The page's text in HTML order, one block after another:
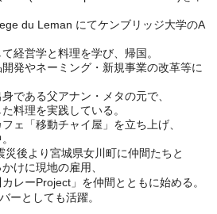
du Leman にてケンブリッジ大学のA
経営学と料理を学び、帰国。
発やネーミング・新規事業の改革等に
である父アナン・メタの元で、
料理を実践している。
ェ「移動チャイ屋」を立ち上げ、
災後より宮城県女川町に仲間たちと
けに現地の雇用、
レーProject」を仲間とともに始める。
ーとしても活躍。